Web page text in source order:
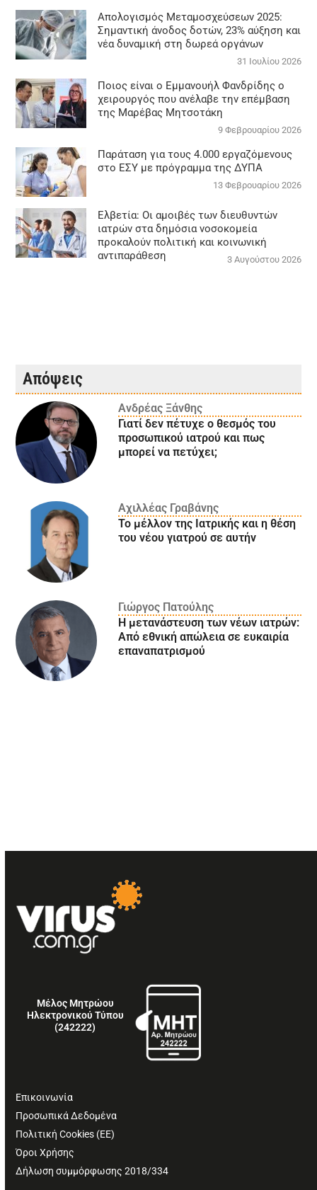
Απολογισμός Μεταμοσχεύσεων 2025:
Σημαντική άνοδος δοτών, 23% αύξηση και
νέα δυναμική στη δωρεά οργάνων
31 Ιουλίου 2026
Ποιος είναι ο Εμμανουήλ Φανδρίδης ο
χειρουργός που ανέλαβε την επέμβαση
της Μαρέβας Μητσοτάκη
9 Φεβρουαρίου 2026
Παράταση για τους 4.000 εργαζόμενους
στο ΕΣΥ με πρόγραμμα της ΔΥΠΑ
13 Φεβρουαρίου 2026
Ελβετία: Οι αμοιβές των διευθυντών
ιατρών στα δημόσια νοσοκομεία
προκαλούν πολιτική και κοινωνική
αντιπαράθεση
3 Αυγούστου 2026
Απόψεις
Ανδρέας Ξάνθης
Γιατί δεν πέτυχε ο θεσμός του
προσωπικού ιατρού και πως
μπορεί να πετύχει;
Αχιλλέας Γραβάνης
Το μέλλον της Ιατρικής και η θέση
του νέου γιατρού σε αυτήν
Γιώργος Πατούλης
Η μετανάστευση των νέων ιατρών:
Aπό εθνική απώλεια σε ευκαιρία
επαναπατρισμού
Μέλος Μητρώου
Ηλεκτρονικού Τύπου
(242222)
Επικοινωνία
Προσωπικά Δεδομένα
Πολιτική Cookies (ΕΕ)
Όροι Χρήσης
Δήλωση συμμόρφωσης 2018/334